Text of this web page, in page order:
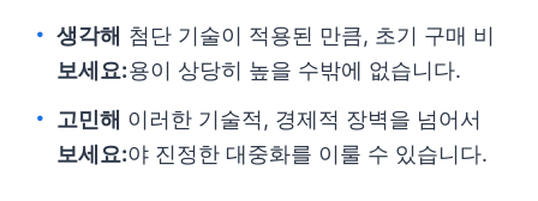
생각해
보세요:
첨단 기술이 적용된 만큼, 초기 구매 비
용이 상당히 높을 수밖에 없습니다.
고민해
보세요:
이러한 기술적, 경제적 장벽을 넘어서
야 진정한 대중화를 이룰 수 있습니다.